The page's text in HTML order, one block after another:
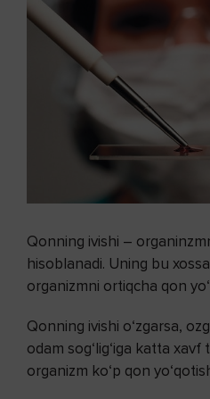
Qonning ivishi –
hisoblanadi. Uning bu
organizmni ortiqcha qon
Qonning ivishi o‘zgarsa,
odam sog‘lig‘iga katta xavf
organizm ko‘p qon